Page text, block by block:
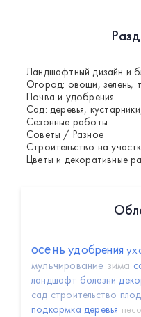
Ландшафтный дизайн и
Огород: овощи, зелень,
Почва и удобрения
Сад: деревья,
Сезонные работы
Советы / Разное
Строительство на
Цветы и декоративные
осень удобрения
мульчирование зима
ландшафт болезни
сад строительство
подкормка деревья